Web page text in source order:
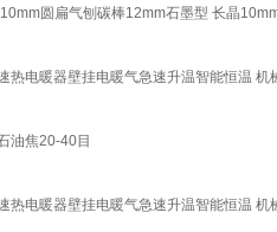
圆扁气刨碳棒12mm石墨型 长晶
热电暖器壁挂电暖气急速升温智能恒温
油焦20-40目
热电暖器壁挂电暖气急速升温智能恒温